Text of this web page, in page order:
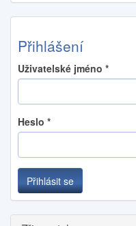
Přihlášení
Uživatelské jméno *
Heslo *
Přihlásit se